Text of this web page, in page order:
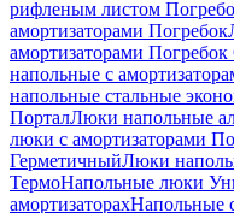
рифленым листом
амортизаторами Погребок
амортизаторами
напольные с
напольные стальные
ПорталЛюки напольные
люки с амортизаторами
ГерметичныйЛюки
ТермоНапольные люки
амортизаторахНапольные